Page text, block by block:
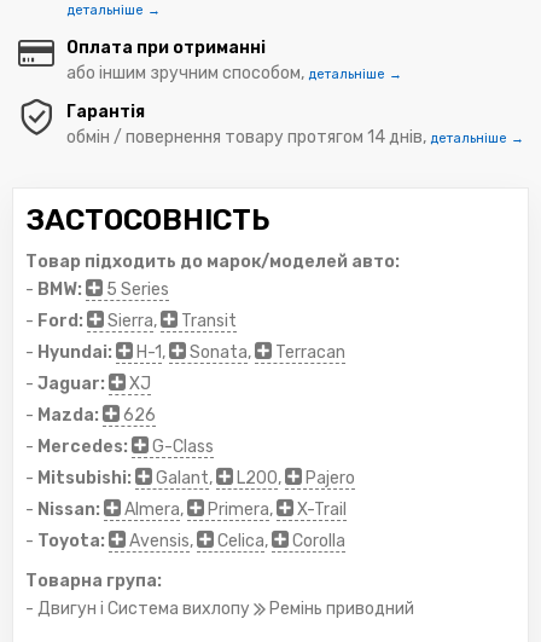
детальніше →
Оплата при отриманні
або іншим зручним способом, детальніше →
Гарантія
обмін / повернення товару протягом 14 днів, детальніше →
ЗАСТОСОВНІСТЬ
Товар підходить до марок/моделей авто:
- BMW:
5 Series
- Ford: Sierra,
Transit
- Hyundai: H-1, Sonata,
Terracan
- Jaguar:
XJ
- Mazda:
626
- Mercedes:
G-Class
- Mitsubishi: Galant, L200,
Pajero
- Nissan: Almera, Primera,
X-Trail
- Toyota: Avensis, Celica,
Corolla
Товарна група:
- Двигун і Система вихлопу
Ремінь приводний